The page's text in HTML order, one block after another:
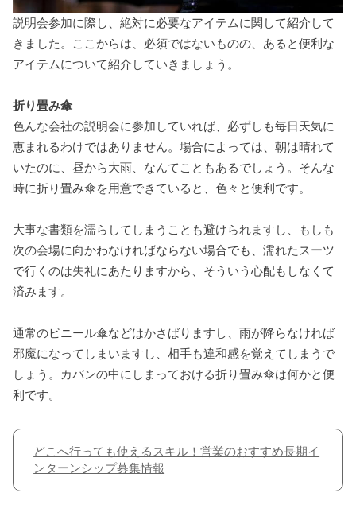
説明会参加に際し、絶対に必要なアイテムに関して紹介して
きました。ここからは、必須ではないものの、あると便利な
アイテムについて紹介していきましょう。
折り畳み傘
色んな会社の説明会に参加していれば、必ずしも毎日天気に
恵まれるわけではありません。場合によっては、朝は晴れて
いたのに、昼から大雨、なんてこともあるでしょう。そんな
時に折り畳み傘を用意できていると、色々と便利です。
大事な書類を濡らしてしまうことも避けられますし、もしも
次の会場に向かわなければならない場合でも、濡れたスーツ
で行くのは失礼にあたりますから、そういう心配もしなくて
済みます。
通常のビニール傘などはかさばりますし、雨が降らなければ
邪魔になってしまいますし、相手も違和感を覚えてしまうで
しょう。カバンの中にしまっておける折り畳み傘は何かと便
利です。
どこへ行っても使えるスキル！営業のおすすめ長期イ
ンターンシップ募集情報